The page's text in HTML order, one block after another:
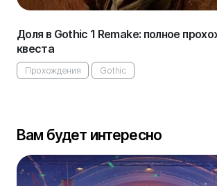
Доля в Gothic 1 Remake: полное
квеста
Прохождения Gothic
Вам будет интересно